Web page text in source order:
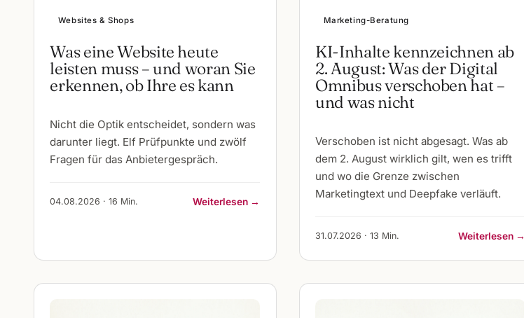
Websites & Shops
Was eine Website heute
leisten muss – und woran Sie
erkennen, ob Ihre es kann
Nicht die Optik entscheidet, sondern was
darunter liegt. Elf Prüfpunkte und zwölf
Fragen für das Anbietergespräch.
04.08.2026 · 16 Min. Weiterlesen →
Marketing-Beratung
KI-Inhalte kennzeichnen ab
2. August: Was der Digital
Omnibus verschoben hat –
und was nicht
Verschoben ist nicht abgesagt. Was ab
dem 2. August wirklich gilt, wen es trifft
und wo die Grenze zwischen
Marketingtext und Deepfake verläuft.
31.07.2026 · 13 Min. Weiterlesen →